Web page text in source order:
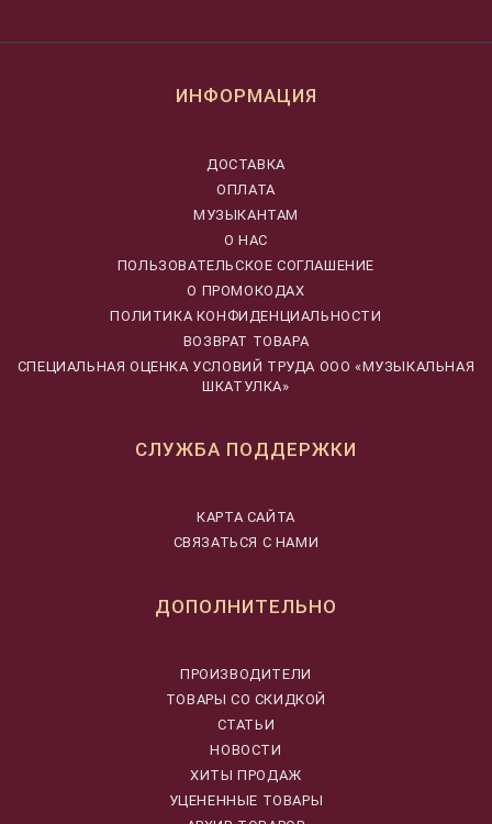
ИНФОРМАЦИЯ
ДОСТАВКА
ОПЛАТА
МУЗЫКАНТАМ
О НАС
ПОЛЬЗОВАТЕЛЬСКОЕ СОГЛАШЕНИЕ
О ПРОМОКОДАХ
ПОЛИТИКА КОНФИДЕНЦИАЛЬНОСТИ
ВОЗВРАТ ТОВАРА
CПЕЦИАЛЬНАЯ ОЦЕНКА УСЛОВИЙ ТРУДА ООО «МУЗЫКАЛЬНАЯ
ШКАТУЛКА»
СЛУЖБА ПОДДЕРЖКИ
КАРТА САЙТА
СВЯЗАТЬСЯ С НАМИ
ДОПОЛНИТЕЛЬНО
ПРОИЗВОДИТЕЛИ
ТОВАРЫ СО СКИДКОЙ
СТАТЬИ
НОВОСТИ
ХИТЫ ПРОДАЖ
УЦЕНЕННЫЕ ТОВАРЫ